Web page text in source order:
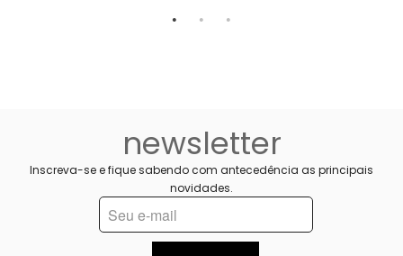
newsletter
Inscreva-se e fique sabendo com antecedência as principais
novidades.